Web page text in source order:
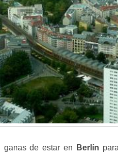
ganas de estar en Berlín